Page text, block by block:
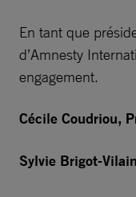
En tant que
d’Amnesty
engagement.
Cécile Coudriou,
Sylvie Brigot-